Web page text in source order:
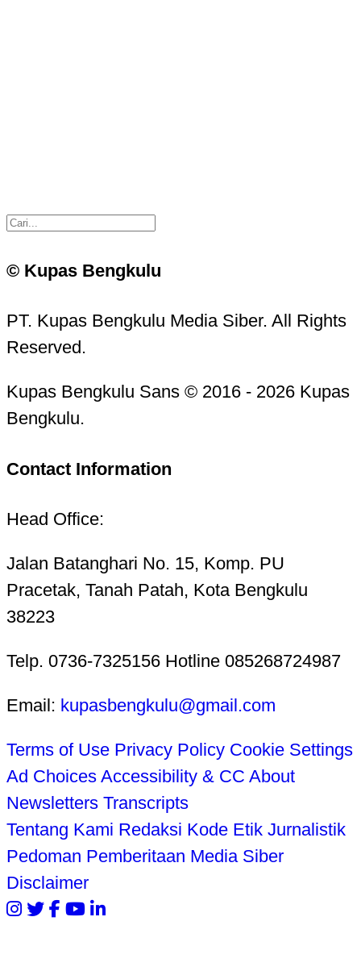
© Kupas Bengkulu
PT. Kupas Bengkulu Media Siber. All Rights
Reserved.
Kupas Bengkulu Sans © 2016 - 2026 Kupas
Bengkulu.
Contact Information
Head Office:
Jalan Batanghari No. 15, Komp. PU
Pracetak, Tanah Patah, Kota Bengkulu
38223
Telp. 0736-7325156 Hotline 085268724987
Email: kupasbengkulu@gmail.com
Terms of Use Privacy Policy Cookie Settings
Ad Choices Accessibility & CC About
Newsletters Transcripts
Tentang Kami Redaksi Kode Etik Jurnalistik
Pedoman Pemberitaan Media Siber
Disclaimer